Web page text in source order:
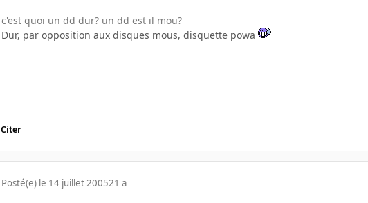
c'est quoi un dd dur? un dd est il mou?
Dur, par opposition aux disques mous, disquette powa
Citer
Posté(e) le 14 juillet 200521 a